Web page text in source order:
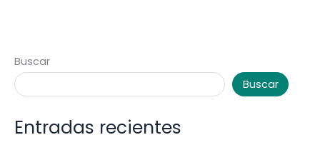
Buscar
Buscar
Entradas recientes